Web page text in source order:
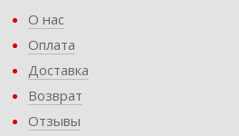
О нас
Оплата
Доставка
Возврат
Отзывы